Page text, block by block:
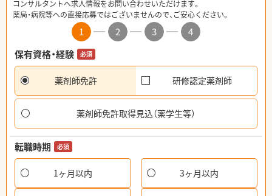
コンサルタントへ求人情報をお問い合わせいただけます。
薬局・病院等への直接応募ではございませんので、ご安心ください。
1 2 3
4
保有資格・経験
必須
薬剤師免許 研修認定薬剤師
薬剤師免許取得見込（薬学生等）
転職時期 必須
1ヶ月以内 3ヶ月以内